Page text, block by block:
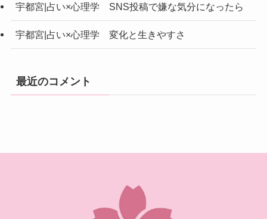
宇都宮|占い×心理学 SNS投稿で嫌な気分になったら
宇都宮|占い×心理学 変化と生きやすさ
最近のコメント